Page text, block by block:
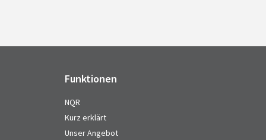
Funktionen
NQR
Kurz erklärt
Unser Angebot